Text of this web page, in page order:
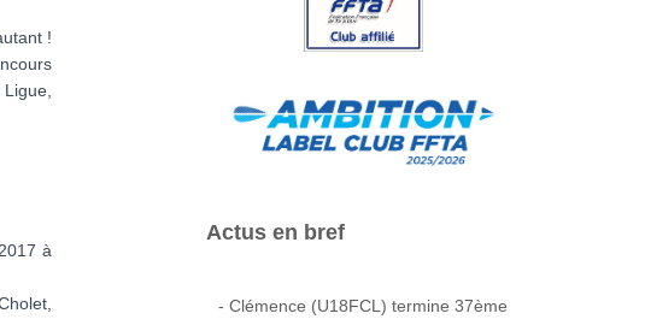
!
à
Actus en bref
- Clémence (U18FCL) termine 37ème